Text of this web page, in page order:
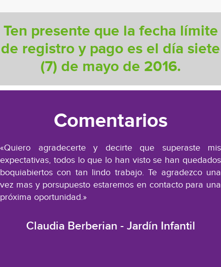
Ten presente que la fecha límite
de registro y pago es el día siete
(7) de mayo de 2016.
Comentarios
«Quiero agradecerte y decirte que superaste mis
expectativas, todos lo que lo han visto se han quedados
boquiabiertos con tan lindo trabajo. Te agradezco una
vez mas y porsupuesto estaremos en contacto para una
próxima oportunidad.»
Claudia Berberian - Jardín Infantil